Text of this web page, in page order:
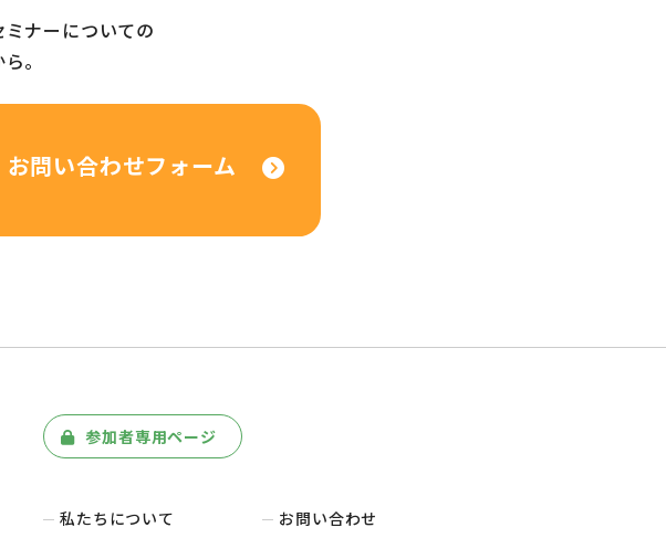
ナーについての
。
お問い合わせフォーム
参加者専用ページ
私たちについて お問い合わせ